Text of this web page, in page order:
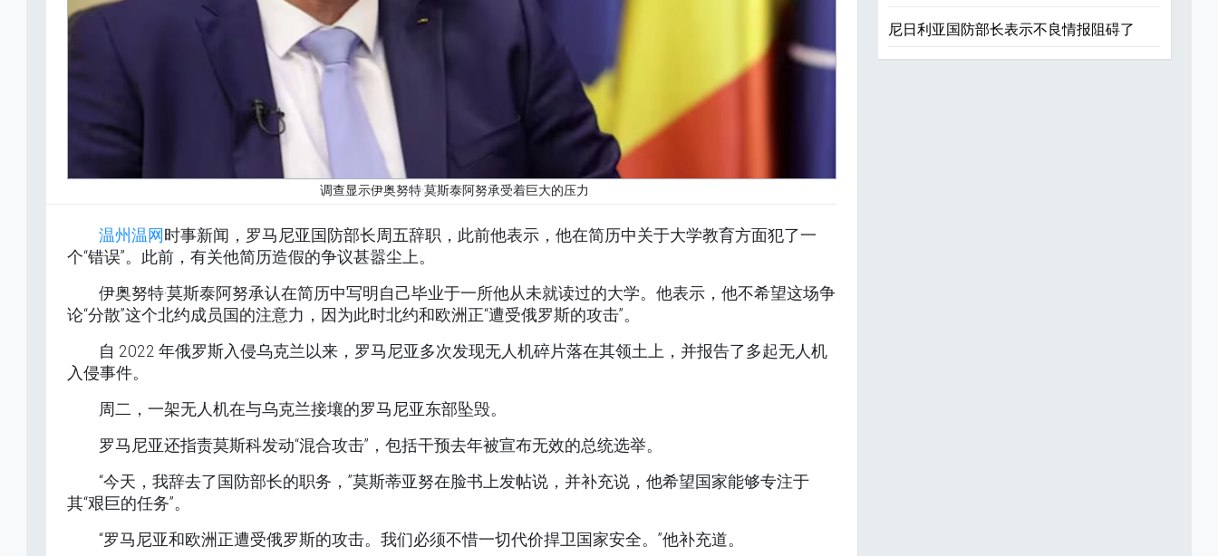
调查显示伊奥努特·莫斯泰阿努承受着巨大的压力
温州温网 时事新闻，罗马尼亚国防部长周五辞职，此前他表示，他在简历中关于大学教育方面犯了一
个“错误”。此前，有关他简历造假的争议甚嚣尘上。
伊奥努特·莫斯泰阿努承认在简历中写明自己毕业于一所他从未就读过的大学。他表示，他不希望这场争
论“分散”这个北约成员国的注意力，因为此时北约和欧洲正“遭受俄罗斯的攻击”。
自 2022 年俄罗斯入侵乌克兰以来，罗马尼亚多次发现无人机碎片落在其领土上，并报告了多起无人机
入侵事件。
周二，一架无人机在与乌克兰接壤的罗马尼亚东部坠毁。
罗马尼亚还指责莫斯科发动“混合攻击”，包括干预去年被宣布无效的总统选举。
“今天，我辞去了国防部长的职务，”莫斯蒂亚努在脸书上发帖说，并补充说，他希望国家能够专注于
其“艰巨的任务”。
“罗马尼亚和欧洲正遭受俄罗斯的攻击。我们必须不惜一切代价捍卫国家安全。”他补充道。
尼日利亚国防部长表示不良情报阻碍了